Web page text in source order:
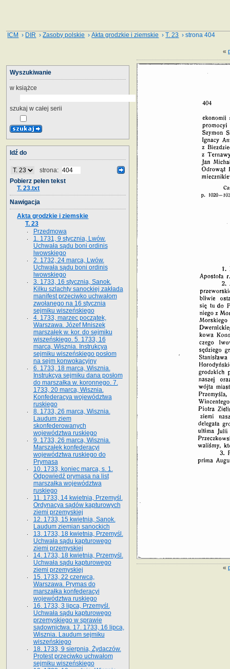
ICM › DIR ›Zasoby polskie ›Akta grodzkie i ziemskie ›T. 23 › strona 404
«
«
Wyszukiwanie
w książce
szukaj w całej serii
Idź do
strona:
Pobierz pełen tekst
T. 23.txt
Nawigacja
Akta grodzkie i ziemskie
T. 23
Przedmowa
1. 1731, 9 stycznia, Lwów.
Uchwała sądu boni ordinis
lwowskiego
2. 1732, 24 marca, Lwów.
Uchwała sądu boni ordinis
lwowskiego
3. 1733, 16 stycznia, Sanok.
Kilku szlachty sanockiej zakłada
manifest przeciwko uchwałom
zwołanego na 16 stycz­nia
sejmiku wiszeńskiego
4. 1733, marzec początek,
Warszawa. Józef Mniszek
marszałek w. kor. do sejmiku
wiszeńskiego. 5. 1733, 16
marca, Wisznia. Instrukcya
sejmiku wiszeńskiego posłom
na sejm konwokacyjny
6. 1733, 18 marca, Wisznia.
Instrukcya sejmiku dana posłom
do marszałka w. koronnego. 7.
1733, 20 marca, Wisznia.
Konfederacya województwa
ruskiego
8. 1733, 26 marca, Wisznia.
Laudum ziem
skonfederowanych
województwa ruskiego
9. 1733, 26 marca, Wisznia.
Marszałek konfederacyi
województwa ruskiego do
Prymasa
10. 1733, koniec marca, s. 1.
Odpowiedź prymasa na list
marszałka województwa
ruskiego
11. 1733, 14 kwietnia, Przemyśl.
Ordynacya sądów kapturowych
ziemi przemyskiej
12. 1733, 15 kwietnia, Sanok.
Laudum ziemian sanockich
13. 1733, 18 kwietnia, Przemyśl.
Uchwała sądu kapturowego
ziemi przemyskiej
14. 1733, 18 kwietnia, Przemyśl.
Uchwała sądu kapturowego
ziemi przemyskiej
15. 1733, 22 czerwca,
Warszawa. Prymas do
marszałka konfederacyi
województwa ruskiego
16. 1733, 3 lipca, Przemyśl.
Uchwała sądu kapturowego
przemyskiego w sprawie
sądownictwa. 17. 1733, 16 lipca,
Wisznia. Laudum sejmiku
wiszeńskiego
18. 1733, 9 sierpnia, Żydaczów.
Protest przeciwko uchwałom
sejmiku wiszeńskiego